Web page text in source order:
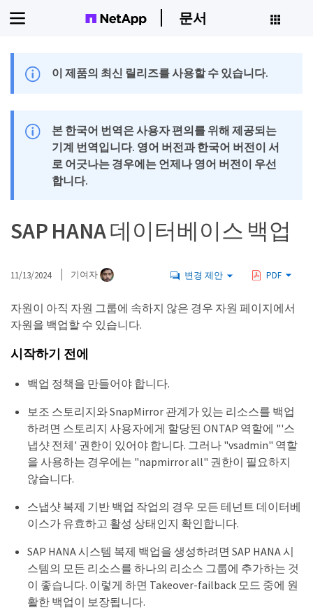
문서
이 제품의 최신 릴리즈를 사용할 수 있습니다.
본 한국어 번역은 사용자 편의를 위해 제공되는
기계 번역입니다. 영어 버전과 한국어 버전이 서
로 어긋나는 경우에는 언제나 영어 버전이 우선
합니다.
SAP HANA 데이터베이스 백업
11/13/2024 기여자 변경 제안 PDF
자원이 아직 자원 그룹에 속하지 않은 경우 자원 페이지에서
자원을 백업할 수 있습니다.
시작하기 전에
백업 정책을 만들어야 합니다.
보조 스토리지와 SnapMirror 관계가 있는 리소스를 백업
하려면 스토리지 사용자에게 할당된 ONTAP 역할에 "'스
냅샷 전체' 권한이 있어야 합니다. 그러나 "vsadmin" 역할
을 사용하는 경우에는 "napmirror all" 권한이 필요하지
않습니다.
스냅샷 복제 기반 백업 작업의 경우 모든 테넌트 데이터베
이스가 유효하고 활성 상태인지 확인합니다.
SAP HANA 시스템 복제 백업을 생성하려면 SAP HANA 시
스템의 모든 리소스를 하나의 리소스 그룹에 추가하는 것
이 좋습니다. 이렇게 하면 Takeover-failback 모드 중에 원
활한 백업이 보장됩니다.